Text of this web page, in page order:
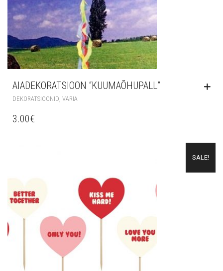
AIADEKORATSIOON “KUUMAÕHUPALL”
DEKORATSIOONID, VARIA
3.00€
SALE!